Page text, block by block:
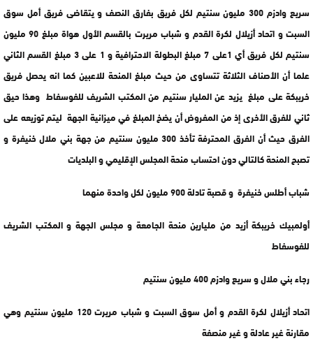
سريع وادزم 300 مليون سنتيم لكل فريق بفارق النصف و يتقاضى فريق أمل سوق
السبت و اتحاد أزيلال لكرة القدم و شباب مريرت بالقسم الأول هواة مبلغ 90 مليون
سنتيم لكل فريق أي 1على 7 مبلغ البطولة الاحترافية و 1 على 3 مبلغ القسم الثاني
علما أن الأصناف الثلاثة تتساوى من حيث مبلغ المنحة للاعبين كما انه يحصل فريق
خريبكة على مبلغ يزيد عن المليار سنتيم من المكتب الشريف للفوسفاط وهذا حيق
ثاني للفرق الأخرى إذ من المفروض أن يضخ المبلغ في ميزانية الجهة ليتم توزيعه على
الفرق حيث أن الفرق المحترفة تأخذ 300 مليون سنتيم من جهة بني ملال خنيفرة و
تصبح المنحة كالتالي دون احتساب منحة المجلس الإقليمي و البلديات
شباب أطلس خنيفرة و قصبة تادلة 900 مليون لكل واحدة منهما
أولمبيك خريبكة أزيد من مليارين منحة الجامعة و مجلس الجهة و المكتب الشريف
للفوسفاط
رجاء بني ملال و سريع وادزم 400 مليون سنتيم
اتحاد أزيلال لكرة القدم و أمل سوق السبت و شباب مريرت 120 مليون سنتيم وهي
مقارنة غير عادلة و غير منصفة